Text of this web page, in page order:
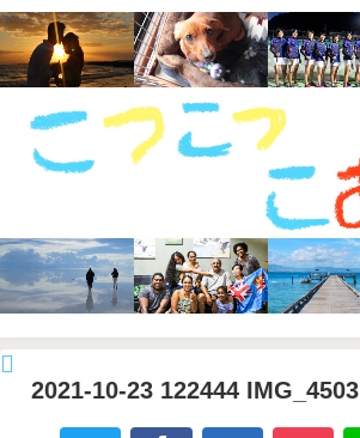
2021-10-23 122444 IMG_4503